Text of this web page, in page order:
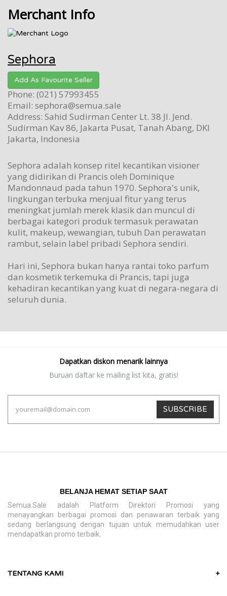
Merchant Info
Sephora
Add As Favourite Seller
Phone: (021) 57993455
Email: sephora@semua.sale
Address: Sahid Sudirman Center Lt. 38 Jl. Jend.
Sudirman Kav 86, Jakarta Pusat, Tanah Abang, DKI
Jakarta, Indonesia
Sephora adalah konsep ritel kecantikan visioner
yang didirikan di Prancis oleh Dominique
Mandonnaud pada tahun 1970. Sephora's unik,
lingkungan terbuka menjual fitur yang terus
meningkat jumlah merek klasik dan muncul di
berbagai kategori produk termasuk perawatan
kulit, makeup, wewangian, tubuh Dan perawatan
rambut, selain label pribadi Sephora sendiri.
Hari ini, Sephora bukan hanya rantai toko parfum
dan kosmetik terkemuka di Prancis, tapi juga
kehadiran kecantikan yang kuat di negara-negara di
seluruh dunia.
Dapatkan diskon menarik lainnya
Buruan daftar ke mailing list kita, gratis!
SUBSCRIBE
BELANJA HEMAT SETIAP SAAT
Semua.Sale adalah Platform Direktori Promosi yang
menayangkan berbagai promosi dan penawaran terbaik yang
sedang berlangsung dengan tujuan untuk memudahkan user
mendapatkan promo terbaik.
TENTANG KAMI +